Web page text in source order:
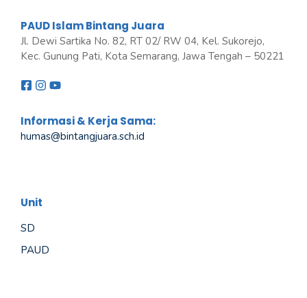
PAUD Islam Bintang Juara
Jl. Dewi Sartika No. 82, RT 02/ RW 04, Kel. Sukorejo,
Kec. Gunung Pati, Kota Semarang, Jawa Tengah – 50221
Informasi & Kerja Sama:
humas@bintangjuara.sch.id
Unit
SD
PAUD